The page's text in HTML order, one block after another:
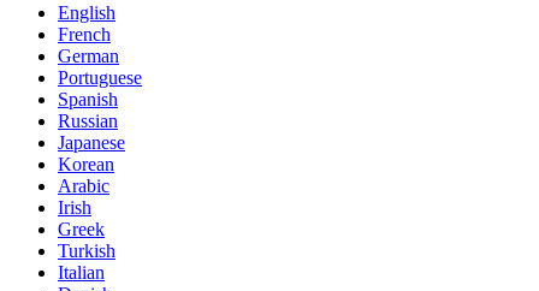
English
French
German
Portuguese
Spanish
Russian
Japanese
Korean
Arabic
Irish
Greek
Turkish
Italian